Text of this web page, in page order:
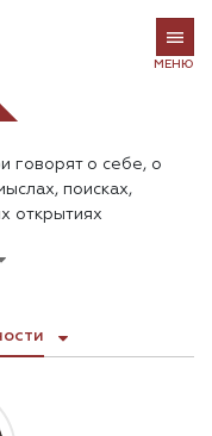
МЕНЮ
говорят о себе, о
поисках,
открытиях